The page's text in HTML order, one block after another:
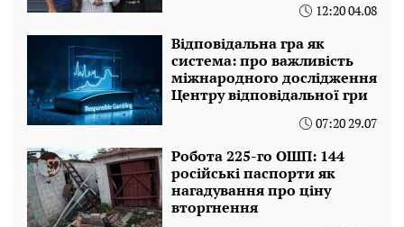
12:20 04.08
Відповідальна гра як
система: про важливість
міжнародного дослідження
Центру відповідальної гри
07:20 29.07
Робота 225-го ОШП: 144
російські паспорти як
нагадування про ціну
вторгнення